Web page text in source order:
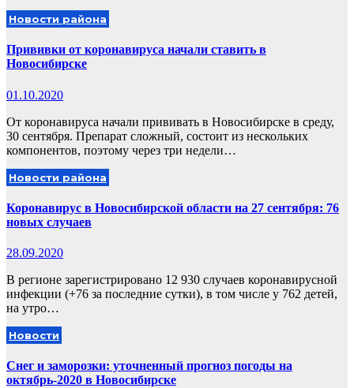
Новости района
Прививки от коронавируса начали ставить в
Новосибирске
01.10.2020
От коронавируса начали прививать в Новосибирске в среду,
30 сентября. Препарат сложный, состоит из нескольких
компонентов, поэтому через три недели…
Новости района
Коронавирус в Новосибирской области на 27 сентября: 76
новых случаев
28.09.2020
В регионе зарегистрировано 12 930 случаев коронавирусной
инфекции (+76 за последние сутки), в том числе у 762 детей,
на утро…
Новости
Снег и заморозки: уточненный прогноз погоды на
октябрь-2020 в Новосибирске